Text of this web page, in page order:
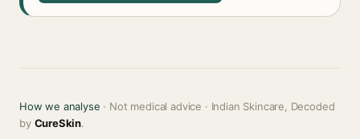
How we analyse · Not medical advice · Indian Skincare, Decoded
by CureSkin.